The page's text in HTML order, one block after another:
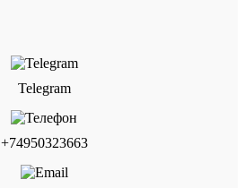
Telegram
+74950323663